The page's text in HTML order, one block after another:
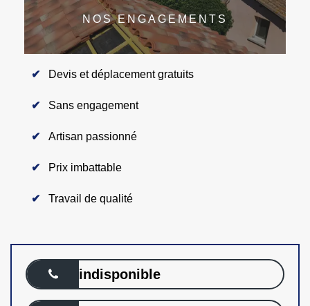
NOS ENGAGEMENTS
Devis et déplacement gratuits
Sans engagement
Artisan passionné
Prix imbattable
Travail de qualité
indisponible